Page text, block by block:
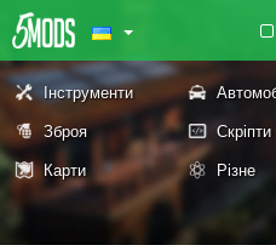
Інструменти
Зброя
Скріпти
Карти
Різне